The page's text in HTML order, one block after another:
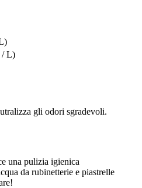
/ L)
gli odori sgradevoli.
una pulizia igienica
da rubinetterie e piastrelle